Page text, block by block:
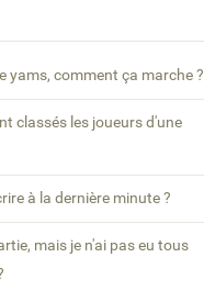
yams, comment ça marche ?
classés les joueurs d'une
à la dernière minute ?
mais je n'ai pas eu tous